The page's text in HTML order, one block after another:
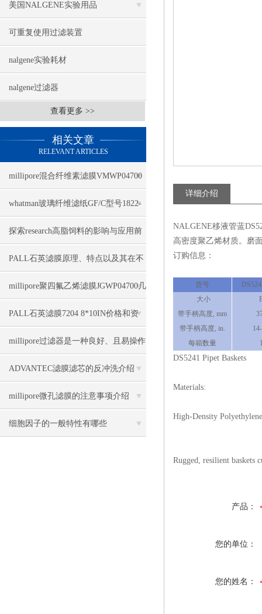
美国NALGENE实验用品
可重复使用过滤装置
nalgene实验耗材
nalgene过滤器
查看更多 >>
相关文章
RELEVANT ARTICLES
millipore混合纤维素滤膜VMWP04700
技术参数
whatman玻璃纤维滤纸GF/C型号1822-
047几大特点
探索research高脂饲料的影响与应用前
景
PALL石英滤膜原理、特点以及其在不
同领域中的应用
millipore聚四氟乙烯滤膜JGWP04700几
大优势
PALL石英滤膜7204 8*10IN价格和资
料
millipore过滤器是一种良好、且易操作
的全自动过滤装置
ADVANTEC滤膜滤芯的反冲洗介绍
millipore微孔滤膜的注意事项介绍
细胞因子的一般特性有哪些
详细介绍
NALGENE移液管蓝
高密度聚乙烯材质。磨
订购信息：
货号
大小
带手柄高度, mm
带手柄高度, in.
每箱数量
DS5241 Pipet Baskets
Materials:
High-Density Polyethylene
Rugged, resilient baskets
产品：
您的单位：
您的姓名：